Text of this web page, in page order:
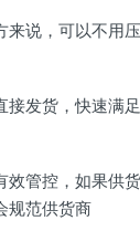
来说，可以不用
接发货，快速满
管控，如果供
规范供货商